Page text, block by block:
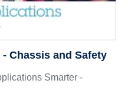
Chassis and Safety
Smarter -